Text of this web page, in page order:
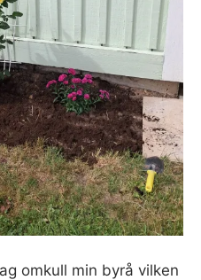
omkull min byrå vilken